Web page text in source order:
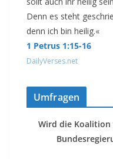
Denn es steht
denn ich bin heilig.«
1 Petrus 1:15-16
DailyVerses.net
Umfragen
Wird die Koalition